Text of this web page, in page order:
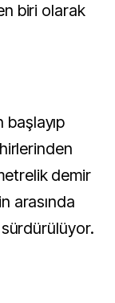
biri olarak
demir
arasında
sürdürülüyor.